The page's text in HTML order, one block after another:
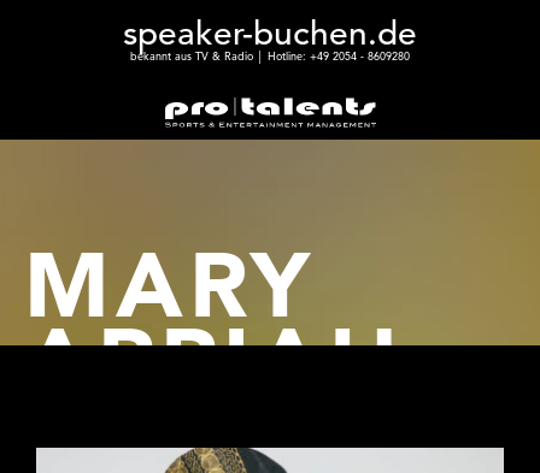
speaker-buchen.de
bekannt aus TV & Radio │ Hotline: +49 2054 - 8609280
MARY
APPIAH